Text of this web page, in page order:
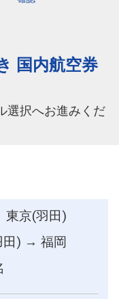
国内航空券
選択へお進みくだ
京(羽田)
田) → 福岡